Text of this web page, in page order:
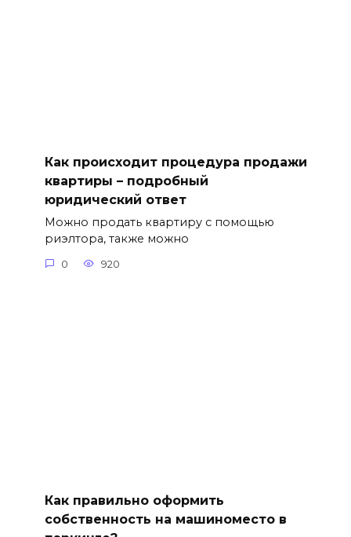
Как происходит процедура продажи
квартиры – подробный
юридический ответ
Можно продать квартиру с помощью
риэлтора, также можно
0 920
Как правильно оформить
собственность на машиноместо в